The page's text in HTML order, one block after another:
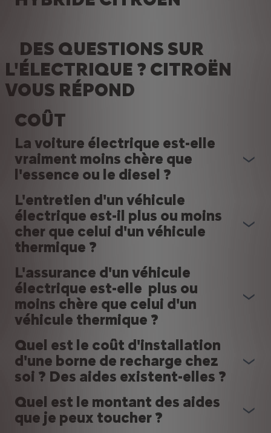
DES QUESTIONS SUR
L'ÉLECTRIQUE ? CITROËN
VOUS RÉPOND
COÛT
La voiture électrique est-elle
vraiment moins chère que
l'essence ou le diesel ?
L'entretien d'un véhicule
électrique est-il plus ou moins
cher que celui d'un véhicule
thermique ?
L'assurance d'un véhicule
électrique est-elle plus ou
moins chère que celui d'un
véhicule thermique ?
Quel est le coût d'installation
d'une borne de recharge chez
soi ? Des aides existent-elles ?
Quel est le montant des aides
que je peux toucher ?